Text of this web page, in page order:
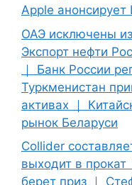
Apple
ОАЭ исключены
Экспорт нефти
｜ Банк России
Туркменистан
активах ｜
рынок Беларуси
Collider
выходит в прокат
берет приз ｜